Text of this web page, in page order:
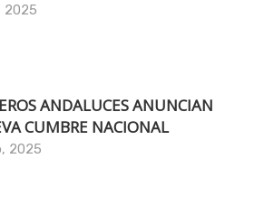
2025
ANDALUCES ANUNCIAN
CUMBRE NACIONAL
2025